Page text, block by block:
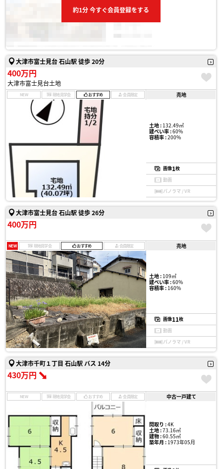
約1分 今すぐ会員登録をする
大津市富士見台 石山駅 徒歩 20分
400万円
大津市富士見台土地
NEW 現地見学会 おすすめ 会員限定 売地
土地 :132.49㎡
建ぺい率 :60%
容積率 :200%
画像1枚
動画
パノラマ / VR
大津市富士見台 石山駅 徒歩 26分
400万円
NEW 現地見学会 おすすめ 会員限定 売地
土地 :109㎡
建ぺい率 :60%
容積率 :160%
画像11枚
動画
パノラマ / VR
大津市千町１丁目 石山駅 バス 14分
430万円
NEW 現地見学会 おすすめ 会員限定 中古一戸建て
間取り :4K
土地 :73.16㎡
建物 :60.55㎡
築年月 :1973年05月